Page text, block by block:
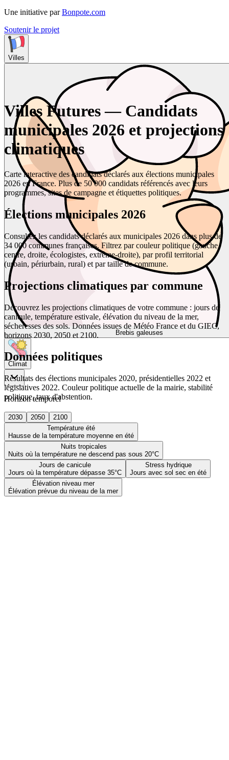
Une initiative par Bonpote.com
Soutenir le projet
Villes
Brebis galeuses
Climat
Horizon temporel
2030 2050
2100
Température été
Hausse de la température moyenne en été
Nuits tropicales
Nuits où la température ne descend pas sous 20°C
Jours de canicule
Jours où la température dépasse 35°C
Stress hydrique
Jours avec sol sec en été
Élévation niveau mer
Élévation prévue du niveau de la mer
Villes Futures — Candidats
municipales 2026 et projections
climatiques
Carte interactive des candidats déclarés aux élections municipales
2026 en France. Plus de 50 000 candidats référencés avec leurs
programmes, sites de campagne et étiquettes politiques.
Élections municipales 2026
Consultez les candidats déclarés aux municipales 2026 dans plus de
34 000 communes françaises. Filtrez par couleur politique (gauche,
centre, droite, écologistes, extrême-droite), par profil territorial
(urbain, périurbain, rural) et par taille de commune.
Projections climatiques par commune
Découvrez les projections climatiques de votre commune : jours de
canicule, température estivale, élévation du niveau de la mer,
sécheresses des sols. Données issues de Météo France et du GIEC,
horizons 2030, 2050 et 2100.
Données politiques
Résultats des élections municipales 2020, présidentielles 2022 et
législatives 2022. Couleur politique actuelle de la mairie, stabilité
politique, taux d'abstention.